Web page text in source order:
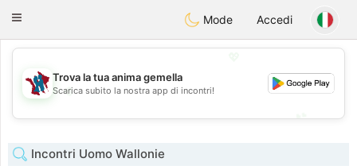
Taimerais
Toggle
Mode Accedi
💖
💕
Trova la tua anima gemella
Scarica subito la nostra app di incontri!
Incontri Uomo Wallonie